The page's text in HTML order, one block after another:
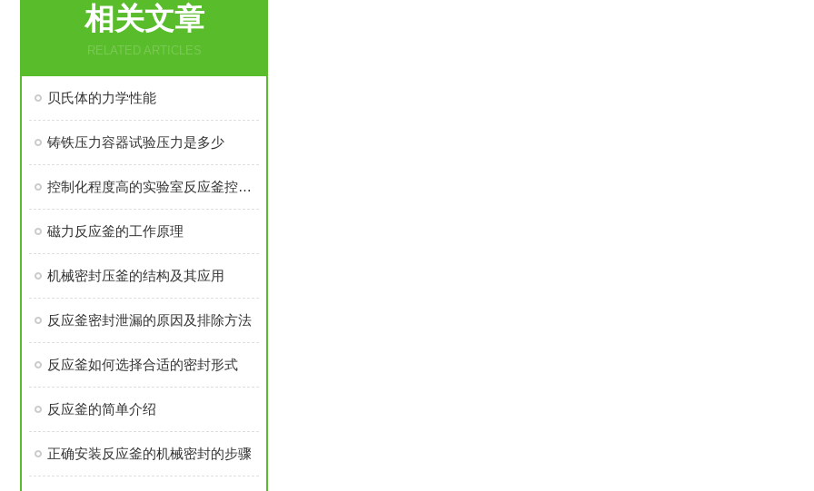
相关文章
RELATED ARTICLES
贝氏体的力学性能
铸铁压力容器试验压力是多少
控制化程度高的实验室反应釜控制仪应如何操作呢
磁力反应釜的工作原理
机械密封压釜的结构及其应用
反应釜密封泄漏的原因及排除方法
反应釜如何选择合适的密封形式
反应釜的简单介绍
正确安装反应釜的机械密封的步骤